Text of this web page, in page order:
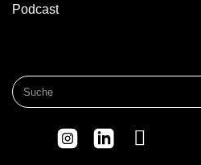
Podcast